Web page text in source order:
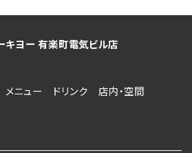
キヨー 有楽町電気ビル店
メニュー ドリンク
店内・空間